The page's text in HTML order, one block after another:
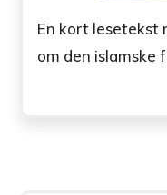
En kort lesetekst
om den islamske